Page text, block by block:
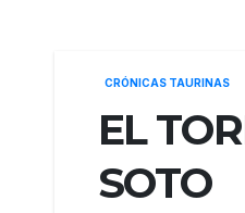
CRÓNICAS TAURINAS
EL
SOTO